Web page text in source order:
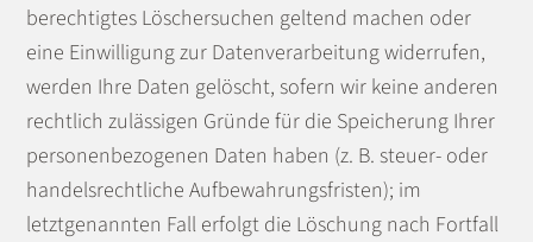
berechtigtes Löschersuchen geltend machen oder
eine Einwilligung zur Datenverarbeitung widerrufen,
werden Ihre Daten gelöscht, sofern wir keine anderen
rechtlich zulässigen Gründe für die Speicherung Ihrer
personenbezogenen Daten haben (z. B. steuer- oder
handelsrechtliche Aufbewahrungsfristen); im
letztgenannten Fall erfolgt die Löschung nach Fortfall